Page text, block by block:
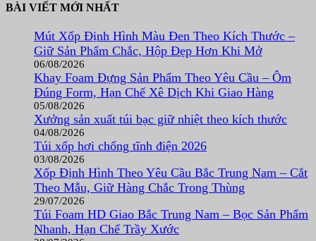
BÀI VIẾT MỚI NHẤT
Mút Xốp Định Hình Màu Đen Theo Kích Thước –
Giữ Sản Phẩm Chắc, Hộp Đẹp Hơn Khi Mở
06/08/2026
Khay Foam Đựng Sản Phẩm Theo Yêu Cầu – Ôm
Đúng Form, Hạn Chế Xê Dịch Khi Giao Hàng
05/08/2026
Xưởng sản xuất túi bạc giữ nhiệt theo kích thước
04/08/2026
Túi xốp hơi chống tĩnh điện 2026
03/08/2026
Xốp Định Hình Theo Yêu Cầu Bắc Trung Nam – Cắt
Theo Mẫu, Giữ Hàng Chắc Trong Thùng
29/07/2026
Túi Foam HD Giao Bắc Trung Nam – Bọc Sản Phẩm
Nhanh, Hạn Chế Trầy Xước